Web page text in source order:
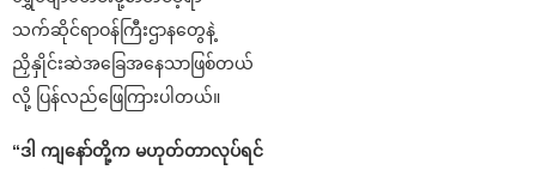
သက်ဆိုင်ရာဝန်ကြီးဌာနတွေနဲ့
ညှိနှိုင်းဆဲအခြေအနေသာဖြစ်တယ်
လို့ ပြန်လည်ဖြေကြားပါတယ်။
“ဒါ ကျနော်တို့က မဟုတ်တာလုပ်ရင်